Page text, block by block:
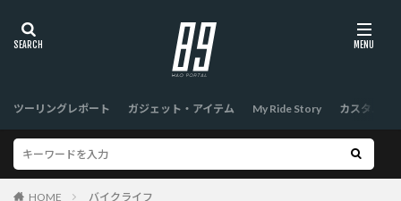
ツーリングレポート ガジェット・アイテム My Ride Story カスタム
HOME バイクライフ